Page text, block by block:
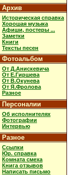
Архив
Историческая справка
Хорошая музыка
Афиши, постеры ...
Заметки
Книги
Тексты песен
Фотоальбом
От Д.Анискевича
От Е.Гиршева
От В.Окунева
От Я.Фролова
Разное
Персоналии
Об исполнителях
Фотографии
Интервью
Разное
Ссылки
Юр. справка
Комната смеха
Книга отзывов
Написать письмо